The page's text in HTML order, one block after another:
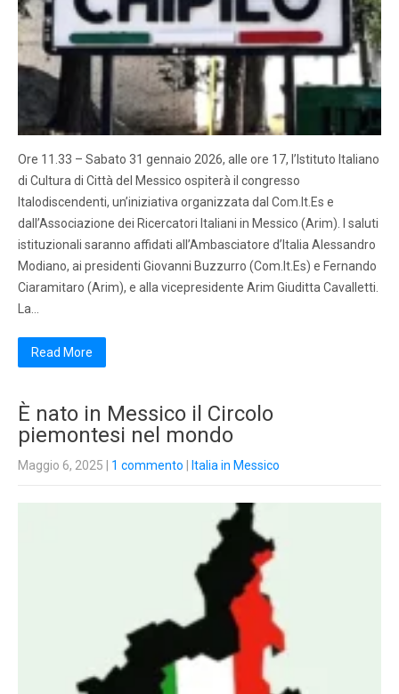
Ore 11.33 – Sabato 31 gennaio 2026, alle ore 17, l’Istituto Italiano
di Cultura di Città del Messico ospiterà il congresso
Italodiscendenti, un’iniziativa organizzata dal Com.It.Es e
dall’Associazione dei Ricercatori Italiani in Messico (Arim). I saluti
istituzionali saranno affidati all’Ambasciatore d’Italia Alessandro
Modiano, ai presidenti Giovanni Buzzurro (Com.It.Es) e Fernando
Ciaramitaro (Arim), e alla vicepresidente Arim Giuditta Cavalletti.
La…
Read More
È nato in Messico il Circolo
piemontesi nel mondo
Maggio 6, 2025 1 commento Italia in Messico